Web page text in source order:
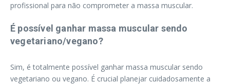
profissional para não comprometer a massa muscular.
É possível ganhar massa muscular sendo
vegetariano/vegano?
Sim, é totalmente possível ganhar massa muscular sendo
vegetariano ou vegano. É crucial planejar cuidadosamente a